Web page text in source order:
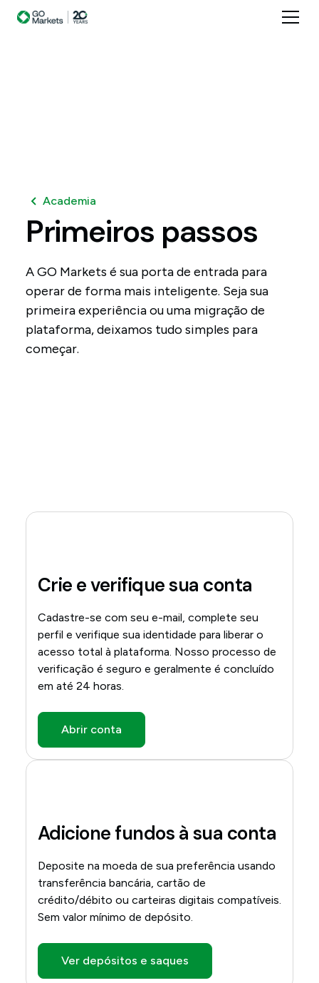
Academia
Primeiros passos
A GO Markets é sua porta de entrada para
operar de forma mais inteligente. Seja sua
primeira experiência ou uma migração de
plataforma, deixamos tudo simples para
começar.
Crie e verifique sua conta
Cadastre-se com seu e-mail, complete seu
perfil e verifique sua identidade para liberar o
acesso total à plataforma. Nosso processo de
verificação é seguro e geralmente é concluído
em até 24 horas.
Abrir conta
Adicione fundos à sua conta
Deposite na moeda de sua preferência usando
transferência bancária, cartão de
crédito/débito ou carteiras digitais compatíveis.
Sem valor mínimo de depósito.
Ver depósitos e saques